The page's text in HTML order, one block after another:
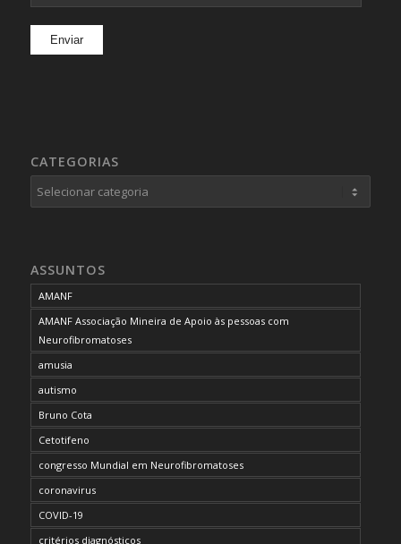
CATEGORIAS
Categorias
ASSUNTOS
AMANF
AMANF Associação Mineira de Apoio às pessoas com
Neurofibromatoses
amusia
autismo
Bruno Cota
Cetotifeno
congresso Mundial em Neurofibromatoses
coronavirus
COVID-19
critérios diagnósticos